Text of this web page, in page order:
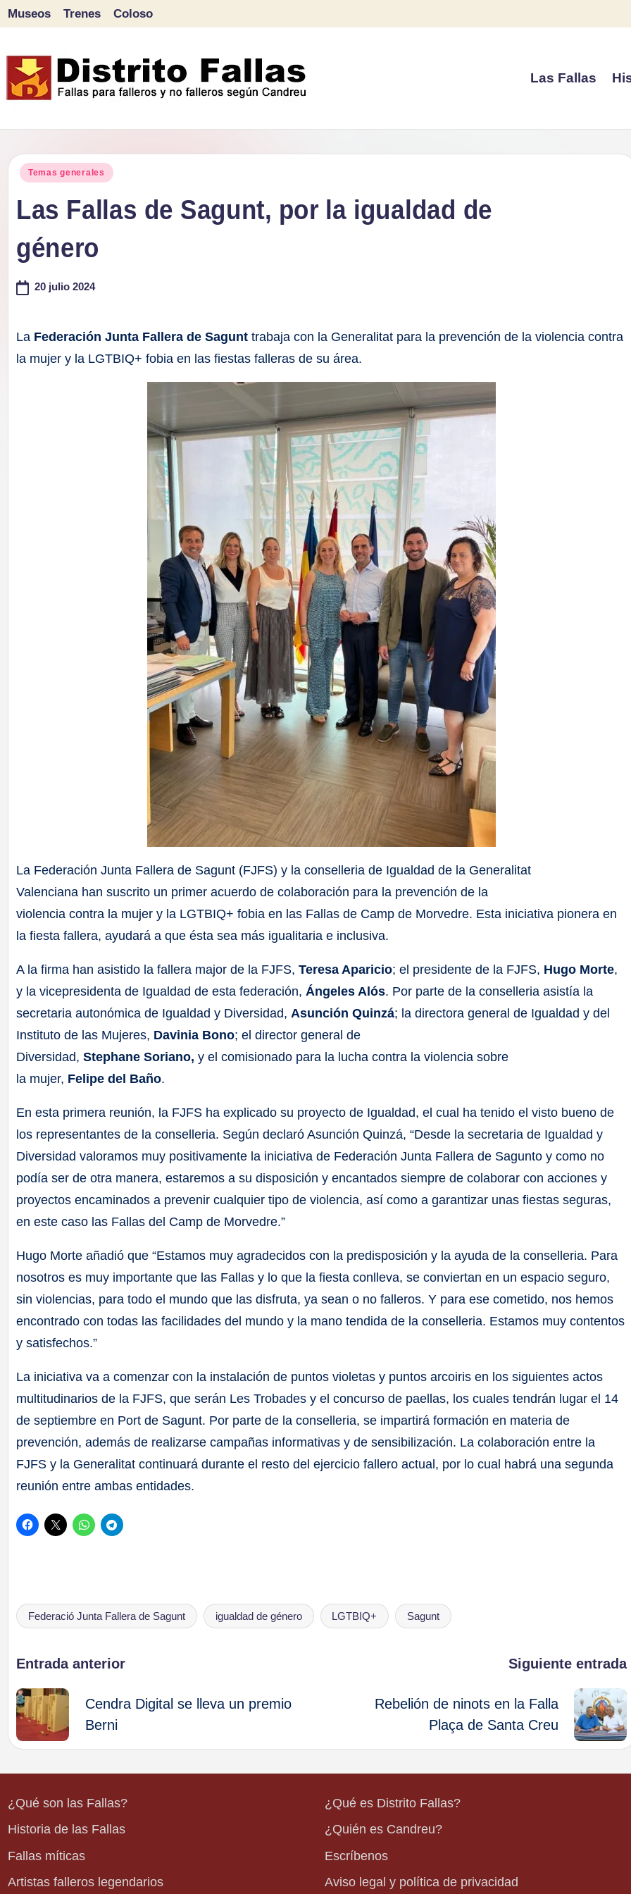
contenido
Museos Trenes Coloso
Las Fallas
Publicado
Temas generales
Las Fallas de Sagunt, por la igualdad de
género
20 julio 2024
La Federación Junta Fallera de Sagunt trabaja con la Generalitat para la prevención de la violencia contra
la mujer y la LGTBIQ+ fobia en las fiestas falleras de su área.
La Federación Junta Fallera de Sagunt (FJFS) y la conselleria de Igualdad de la Generalitat
Valenciana han suscrito un primer acuerdo de colaboración para la prevención de la
violencia contra la mujer y la LGTBIQ+ fobia en las Fallas de Camp de Morvedre. Esta iniciativa pionera en
la fiesta fallera, ayudará a que ésta sea más igualitaria e inclusiva.
A la firma han asistido la fallera major de la FJFS,Teresa Aparicio; el presidente de la FJFS, Hugo Morte,
y la vicepresidenta de Igualdad de esta federación,Ángeles Alós. Por parte de la conselleria asistía la
secretaria autonómica de Igualdad y Diversidad,Asunción Quinzá; la directora general de Igualdad y del
Instituto de las Mujeres, Davinia Bono; el director general de
Diversidad,Stephane Soriano,y el comisionado para la lucha contra la violencia sobre
la mujer, Felipe del Baño.
En esta primera reunión, la FJFS ha explicado su proyecto de Igualdad, el cual ha tenido el visto bueno de
los representantes de la conselleria. Según declaró Asunción Quinzá, “Desde la secretaria de Igualdad y
Diversidad valoramos muy positivamente la iniciativa de Federación Junta Fallera de Sagunto y como no
podía ser de otra manera, estaremos a su disposición y encantados siempre de colaborar con acciones y
proyectos encaminados a prevenir cualquier tipo de violencia, así como a garantizar unas fiestas seguras,
en este caso las Fallas del Camp de Morvedre.”
Hugo Morte añadió que “Estamos muy agradecidos con la predisposición y la ayuda de la conselleria. Para
nosotros es muy importante que las Fallas y lo que la fiesta conlleva, se conviertan en un espacio seguro,
sin violencias, para todo el mundo que las disfruta, ya sean o no falleros. Y para ese cometido, nos hemos
encontrado con todas las facilidades del mundo y la mano tendida de la conselleria. Estamos muy contentos
y satisfechos.”
La iniciativa va a comenzar con la instalación de puntos violetas y puntos arcoiris en los siguientes actos
multitudinarios de la FJFS, que serán Les Trobades y el concurso de paellas, los cuales tendrán lugar el 14
de septiembre en Port de Sagunt. Por parte de la conselleria, se impartirá formación en materia de
prevención, además de realizarse campañas informativas y de sensibilización. La colaboración entre la
FJFS y la Generalitat continuará durante el resto del ejercicio fallero actual, por lo cual habrá una segunda
reunión entre ambas entidades.
Etiquetas:
Federació Junta Fallera de Sagunt igualdad de género LGTBIQ+ Sagunt
Navegación
de
entradas
Entrada anterior
Cendra Digital se lleva un premio
Berni
Siguiente entrada
Rebelión de ninots en la Falla
Plaça de Santa Creu
¿Qué son las Fallas?
Historia de las Fallas
Fallas míticas
Artistas falleros legendarios
¿Qué es Distrito Fallas?
¿Quién es Candreu?
Escríbenos
Aviso legal y política de privacidad